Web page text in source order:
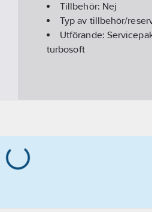
Tillbehör: Nej
Typ av tillbehör/
Utförande:
turbosoft